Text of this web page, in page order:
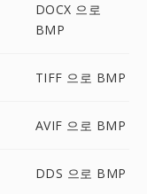
DOCX 으로
BMP
TIFF 으로 BMP
AVIF 으로 BMP
DDS 으로 BMP